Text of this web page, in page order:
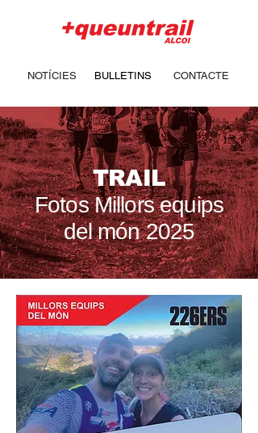
CONTACTE
BULLETINS
NOTÍCIES
TRAIL
Fotos Millors equips
del món 2025